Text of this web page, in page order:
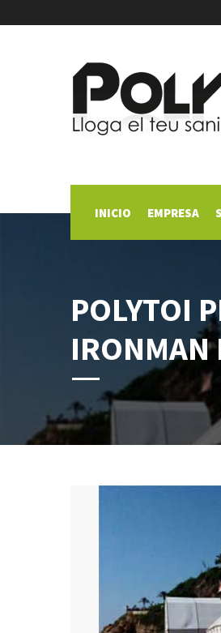
INICIO EMPRESA
POLYTOI
IRONMAN